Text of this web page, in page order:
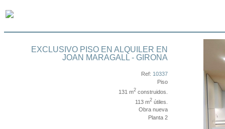
EXCLUSIVO PISO EN ALQUILER EN
JOAN MARAGALL - GIRONA
Ref: 10337
Piso
131 m2 construidos.
113 m2 útiles.
Obra nueva
Planta 2